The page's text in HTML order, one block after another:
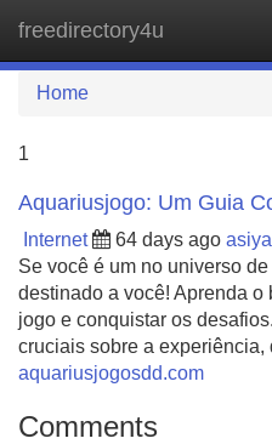
freedirectory4u
Home
1
Aquariusjogo: Um Guia
Internet 64 days ago
Se você é um no universo
destinado a você! Aprenda
jogo e conquistar os
cruciais sobre a experiência,
aquariusjogosdd.com
Comments